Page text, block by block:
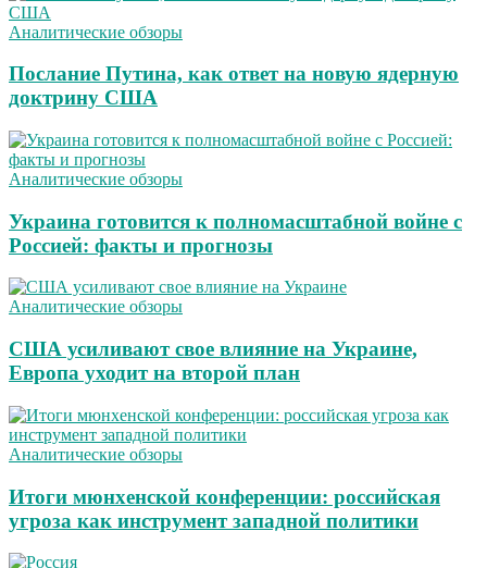
Аналитические обзоры
Послание Путина, как ответ на новую ядерную
доктрину США
Аналитические обзоры
Украина готовится к полномасштабной войне с
Россией: факты и прогнозы
Аналитические обзоры
США усиливают свое влияние на Украине,
Европа уходит на второй план
Аналитические обзоры
Итоги мюнхенской конференции: российская
угроза как инструмент западной политики